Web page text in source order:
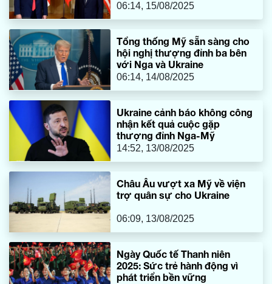
06:14, 15/08/2025
Tổng thống Mỹ sẵn sàng cho
hội nghị thượng đỉnh ba bên
với Nga và Ukraine
06:14, 14/08/2025
Ukraine cảnh báo không công
nhận kết quả cuộc gặp
thượng đỉnh Nga-Mỹ
14:52, 13/08/2025
Châu Âu vượt xa Mỹ về viện
trợ quân sự cho Ukraine
06:09, 13/08/2025
Ngày Quốc tế Thanh niên
2025: Sức trẻ hành động vì
phát triển bền vững